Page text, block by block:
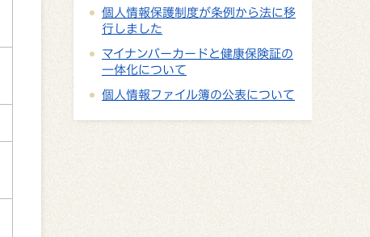
個人情報保護制度が条例から法に移
行しました
マイナンバーカードと健康保険証の
一体化について
個人情報ファイル簿の公表について